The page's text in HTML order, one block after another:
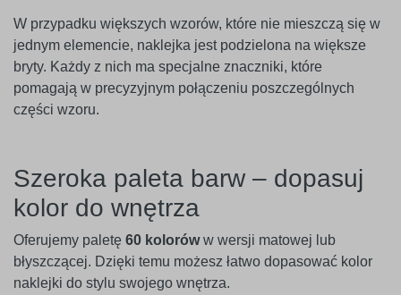
W przypadku większych wzorów, które nie mieszczą się w
jednym elemencie, naklejka jest podzielona na większe
bryty. Każdy z nich ma specjalne znaczniki, które
pomagają w precyzyjnym połączeniu poszczególnych
części wzoru.
Szeroka paleta barw – dopasuj
kolor do wnętrza
Oferujemy paletę 60 koloróww wersji matowej lub
błyszczącej. Dzięki temu możesz łatwo dopasować kolor
naklejki do stylu swojego wnętrza.